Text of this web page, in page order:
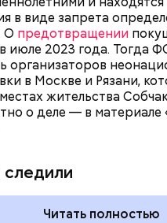
в виде запрета
О предотвращении
июле 2023 года. Тогда
организаторов
в Москве и Рязани,
жительства
о деле — в материале
следили
Читать полностью